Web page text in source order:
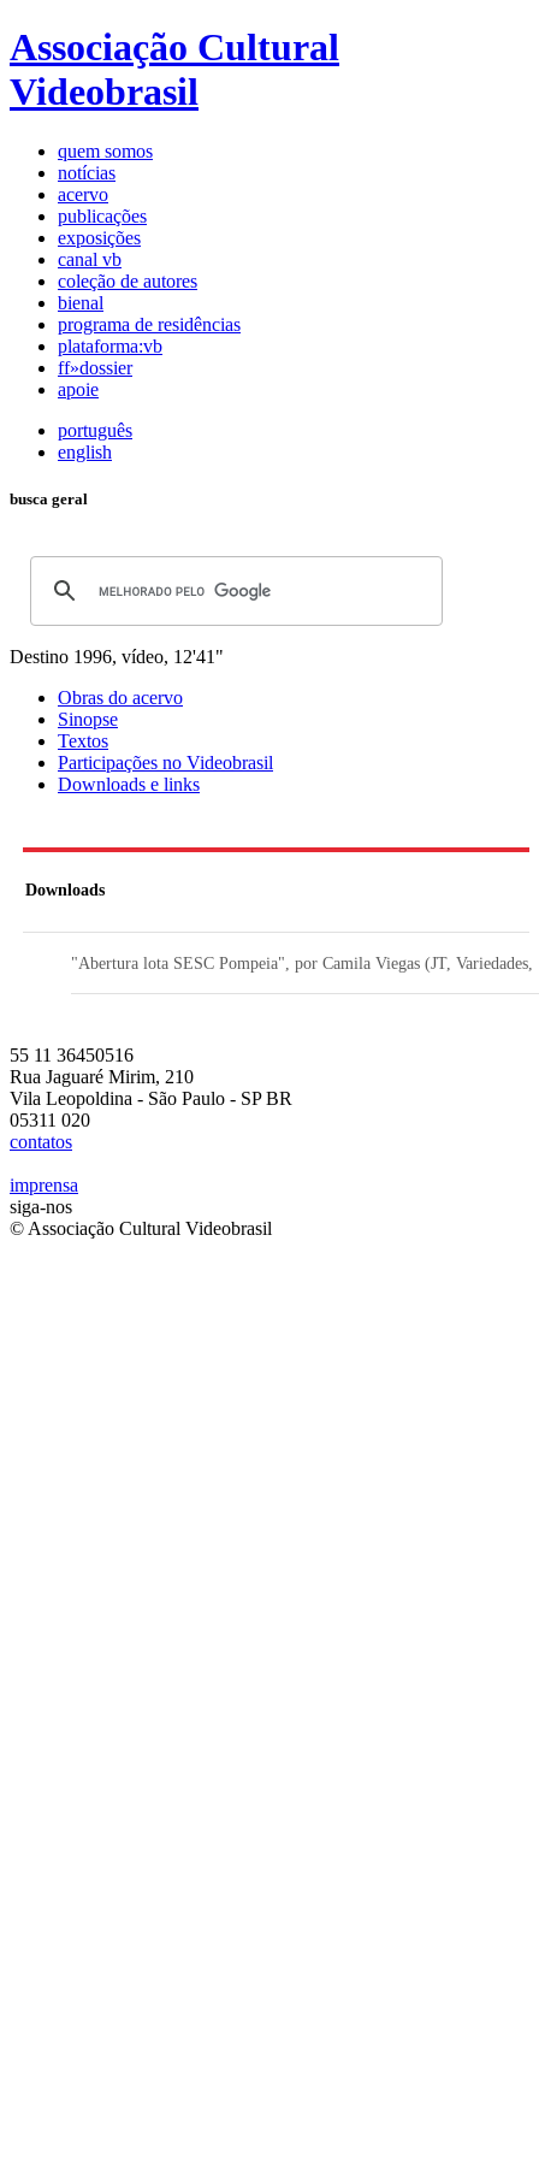
Associação Cultural
Videobrasil
quem somos
notícias
acervo
publicações
exposições
canal vb
coleção de autores
bienal
programa de residências
plataforma:vb
ff»dossier
apoie
português
english
busca geral
Destino 1996, vídeo, 12'41"
Obras do acervo
Sinopse
Textos
Participações no Videobrasil
Downloads e links
Downloads
"Abertura lota SESC Pompeia", por Camila Viegas (JT, Variedades,
55 11 36450516
Rua Jaguaré Mirim, 210
Vila Leopoldina - São Paulo - SP BR
05311 020
contatos
imprensa
siga-nos
© Associação Cultural Videobrasil